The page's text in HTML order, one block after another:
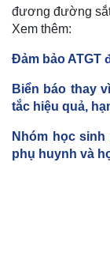
đương đường
Xem thêm:
Đảm bảo ATGT
Biển báo thay
tắc hiệu quả,
Nhóm học
phụ huynh và